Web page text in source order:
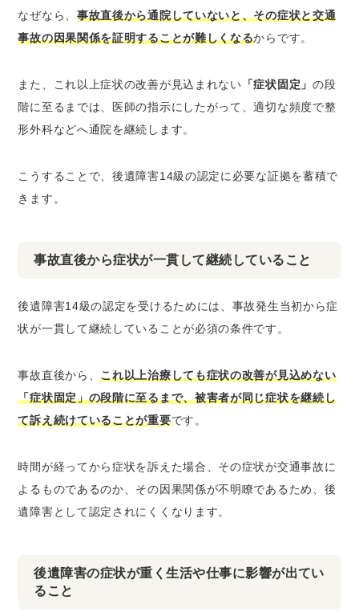
なぜなら、 事故直後から通院していないと、その症状と交通
事故の因果関係を証明することが難しくなるからです。
また、これ以上症状の改善が見込まれない 「症状固定」 の段
階に至るまでは、医師の指示にしたがって、適切な頻度で整
形外科などへ通院を継続します。
こうすることで、後遺障害14級の認定に必要な証拠を蓄積で
きます。
事故直後から症状が一貫して継続していること
後遺障害14級の認定を受けるためには、事故発生当初から症
状が一貫して継続していることが必須の条件です。
事故直後から、これ以上治療しても症状の改善が見込めない
「症状固定」の段階に至るまで、被害者が同じ症状を継続し
て訴え続けていることが重要です。
時間が経ってから症状を訴えた場合、その症状が交通事故に
よるものであるのか、その因果関係が不明瞭であるため、後
遺障害として認定されにくくなります。
後遺障害の症状が重く生活や仕事に影響が出てい
ること